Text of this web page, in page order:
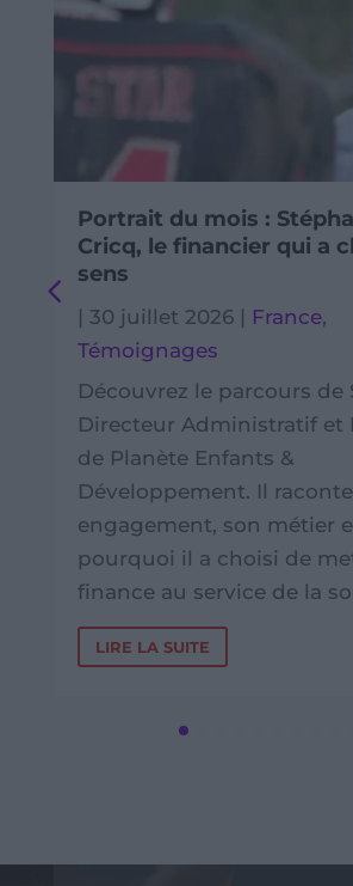
Portrait du mois :
Cricq, le financier qui a
sens
30 juillet 2026 France,
Témoignages
Découvrez le parcours de
Directeur Administratif et
de Planète Enfants &
Développement. Il
engagement, son métier
pourquoi il a choisi de
finance au service de la
LIRE LA SUITE